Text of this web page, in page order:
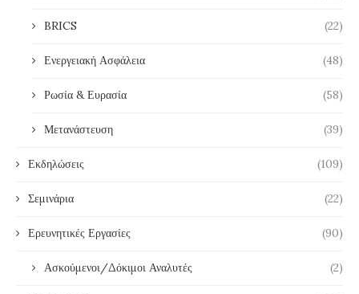
BRICS (22)
Ενεργειακή Ασφάλεια (48)
Ρωσία & Ευρασία (58)
Μετανάστευση (39)
Εκδηλώσεις (109)
Σεμινάρια (22)
Ερευνητικές Εργασίες (90)
Ασκούμενοι/Δόκιμοι Αναλυτές (2)